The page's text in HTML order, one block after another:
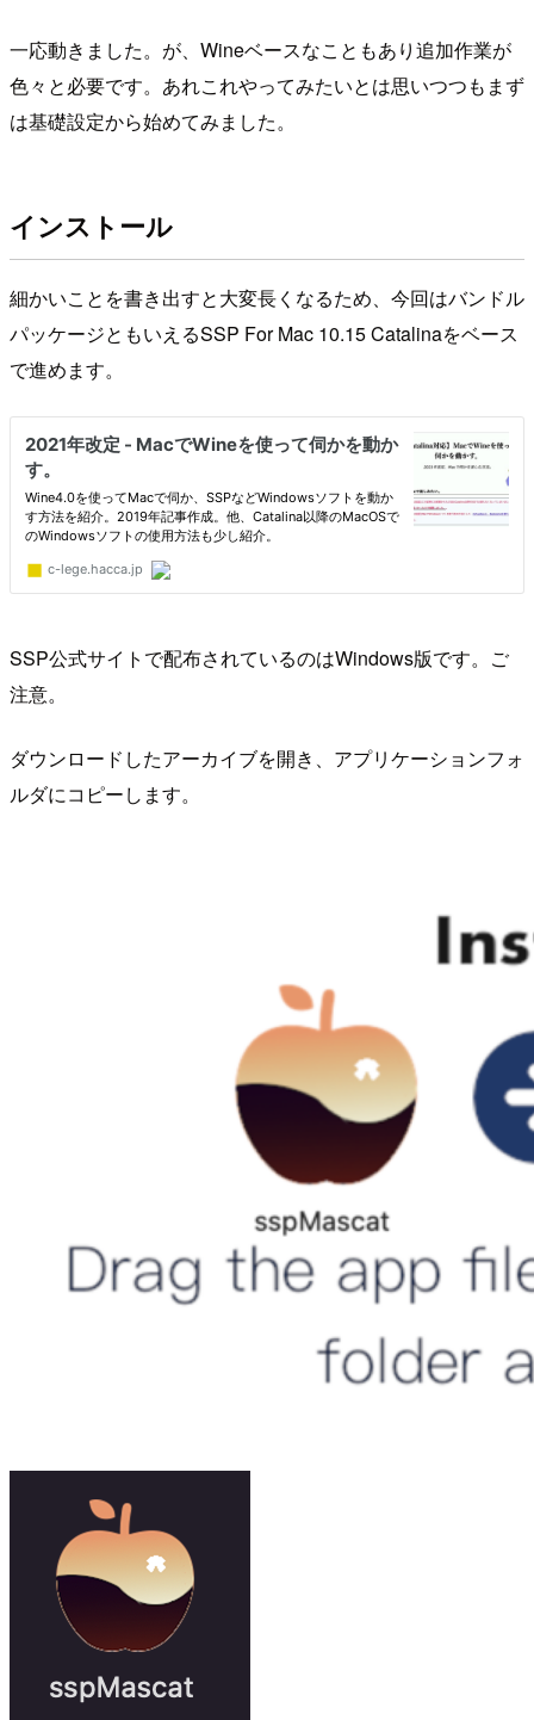
一応動きました。が、Wineベースなこともあり追加作業が
色々と必要です。あれこれやってみたいとは思いつつもまず
は基礎設定から始めてみました。
インストール
細かいことを書き出すと大変長くなるため、今回はバンドル
パッケージともいえるSSP For Mac 10.15 Catalinaをベース
で進めます。
SSP公式サイトで配布されているのはWindows版です。ご
注意。
ダウンロードしたアーカイブを開き、アプリケーションフォ
ルダにコピーします。